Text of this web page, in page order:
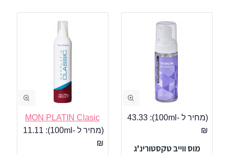
(מחיר ל -100ml):
43.33
₪
מוס ווייב טקסטורינ'ג
MON PLATIN Clasic
(מחיר ל -100ml):
11.11
₪